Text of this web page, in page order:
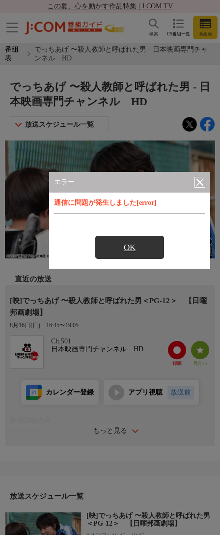
この夏、心を動かす作品特集 | J:COM TV
CS番組一覧 番組表
検索
番組
表
でっちあげ 〜殺人教師と呼ばれた男 - 日本映画専門チャ
ンネル HD
エラー
通信に問題が発生しました[error]
OK
でっちあげ 〜殺人教師と呼ばれた男 - 日
本映画専門チャンネル HD
放送スケジュール一覧
直近の放送
[映]でっちあげ 〜殺人教師と呼ばれた男＜PG-12＞ 【日曜
邦画劇場】
8月16日(日) 16:45〜19:05
Ch.501
日本映画専門チャンネル HD
もっと見る
カレンダー登録 アプリ視聴 放送前
のを受け、壮絶なバッシングを浴び停職となる。
世論も味方にした律子は大弁護団と民事訴訟を起こすが、薮下は
法廷で完全否認に徹する。
放送スケジュール一覧
[映]でっちあげ 〜殺人教師と呼ばれた男
＜PG-12＞ 【日曜邦画劇場】